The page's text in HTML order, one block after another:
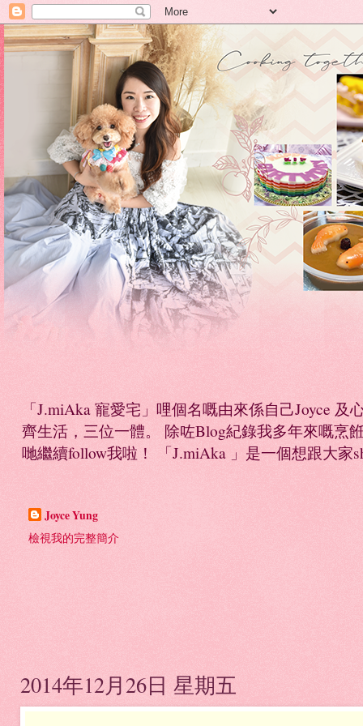
「J.miAka 寵愛宅」哩個名嘅由來係自己Joyce
齊生活，三位一體。 除咗Blog紀錄我多年來嘅烹
哋繼續follow我啦！ 「J.miAka 」是一個想跟大家
Joyce Yung
檢視我的完整簡介
2014年12月26日 星期五